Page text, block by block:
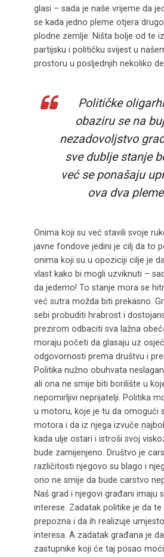
glasi – sada je naše vrijeme da
se kada jedno pleme otjera
plodne zemlje. Ništa bolje od te
partijsku i političku svijest u
prostoru u posljednjih nekoliko
Političke
obaziru se na
nezadovoljstvo
sve dublje stanje
već se ponašaju
ova dva
Onima koji su već stavili svoje
javne fondove jedini je cilj da to
onima koji su u opoziciji cilje je
vlast kako bi mogli uzviknuti –
da jedemo! To stanje mora se
već sutra možda biti prekasno.
sebi probuditi hrabrost i
prezirom odbaciti sva lažna
moraju početi da glasaju uz
odgovornosti prema društvu i
Politika nužno obuhvata
ali ona ne smije biti borilište u
nepomirljivi neprijatelji. Politika
u motoru, koje je tu da omogući
motora i da iz njega izvuče
kada ulje ostari i istroši svoj
bude zamijenjeno. Društvo je
različitosti njegovo su blago i
ono ne smije da bude carstvo
Naš grad i njegovi građani imaju
interese. Zadatak politike je da te
prepozna i da ih realizuje
interesa. A zadatak građana je
zastupnike koji će taj posao